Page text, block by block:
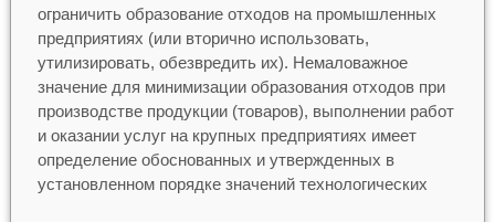
ограничить образование отходов на промышленных
предприятиях (или вторично использовать,
утилизировать, обезвредить их). Немаловажное
значение для минимизации образования отходов при
производстве продукции (товаров), выполнении работ
и оказании услуг на крупных предприятиях имеет
определение обоснованных и утвержденных в
установленном порядке значений технологических